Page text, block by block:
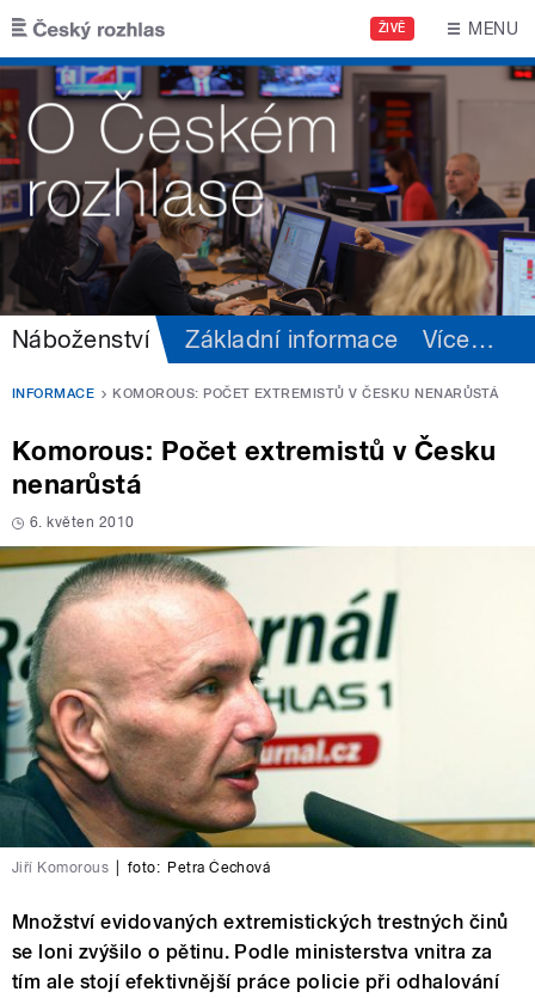
Přejít k hlavnímu obsahu
ŽIVĚ MENU
Náboženství Základní informace Více…
INFORMACE KOMOROUS: POČET EXTREMISTŮ V ČESKU NENARŮSTÁ
Komorous: Počet extremistů v Česku
nenarůstá
6. květen 2010
Jiří Komorous foto: Petra Čechová
Množství evidovaných extremistických trestných činů
se loni zvýšilo o pětinu. Podle ministerstva vnitra za
tím ale stojí efektivnější práce policie při odhalování